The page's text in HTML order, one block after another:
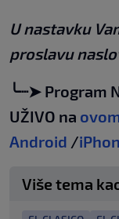
U nastavku
proslavu
╰┈➤ Program
UŽIVO na
Android /
Više tema